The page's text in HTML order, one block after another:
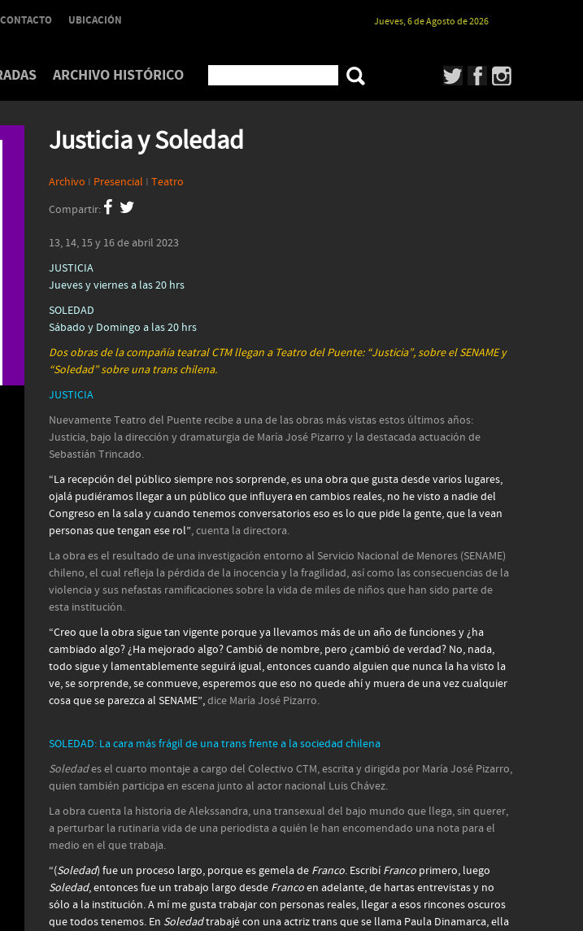
CONTACTO UBICACIÓN Jueves, 6 de Agosto de 2026
ARCHIVO HISTÓRICO
Justicia y Soledad
Archivo I Presencial I Teatro
Compartir:
13, 14, 15 y 16 de abril 2023
JUSTICIA
Jueves y viernes a las 20 hrs
SOLEDAD
Sábado y Domingo a las 20 hrs
Dos obras de la compañía teatral CTM llegan a Teatro del Puente: “Justicia”, sobre el SENAME y
“Soledad” sobre una trans chilena.
JUSTICIA
Nuevamente Teatro del Puente recibe a una de las obras más vistas estos últimos años:
Justicia, bajo la dirección y dramaturgia de María José Pizarro y la destacada actuación de
Sebastián Trincado.
“La recepción del público siempre nos sorprende, es una obra que gusta desde varios lugares,
ojalá pudiéramos llegar a un público que influyera en cambios reales, no he visto a nadie del
Congreso en la sala y cuando tenemos conversatorios eso es lo que pide la gente, que la vean
personas que tengan ese rol”, cuenta la directora.
La obra es el resultado de una investigación entorno al Servicio Nacional de Menores (SENAME)
chileno, el cual refleja la pérdida de la inocencia y la fragilidad, así como las consecuencias de la
violencia y sus nefastas ramificaciones sobre la vida de miles de niños que han sido parte de
esta institución.
“Creo que la obra sigue tan vigente porque ya llevamos más de un año de funciones y ¿ha
cambiado algo? ¿Ha mejorado algo? Cambió de nombre, pero ¿cambió de verdad? No, nada,
todo sigue y lamentablemente seguirá igual, entonces cuando alguien que nunca la ha visto la
ve, se sorprende, se conmueve, esperemos que eso no quede ahí y muera de una vez cualquier
cosa que se parezca al SENAME”,dice María José Pizarro.
SOLEDAD: La cara más frágil de una trans frente a la sociedad chilena
Soledades el cuarto montaje a cargo del Colectivo CTM, escrita y dirigida por María José Pizarro,
quien también participa en escena junto al actor nacional Luis Chávez.
La obra cuenta la historia de Alekssandra, una transexual del bajo mundo que llega, sin querer,
a perturbar la rutinaria vida de una periodista a quién le han encomendado una nota para el
medio en el que trabaja.
“(Soledad) fue un proceso largo, porque es gemela de Franco. Escribí Franco primero, luego
Soledad, entonces fue un trabajo largo desde Francoen adelante, de hartas entrevistas y no
sólo a la institución. A mí me gusta trabajar con personas reales, llegar a esos rincones oscuros
que todos tenemos. En Soledadtrabajé con una actriz trans que se llama Paula Dinamarca, ella